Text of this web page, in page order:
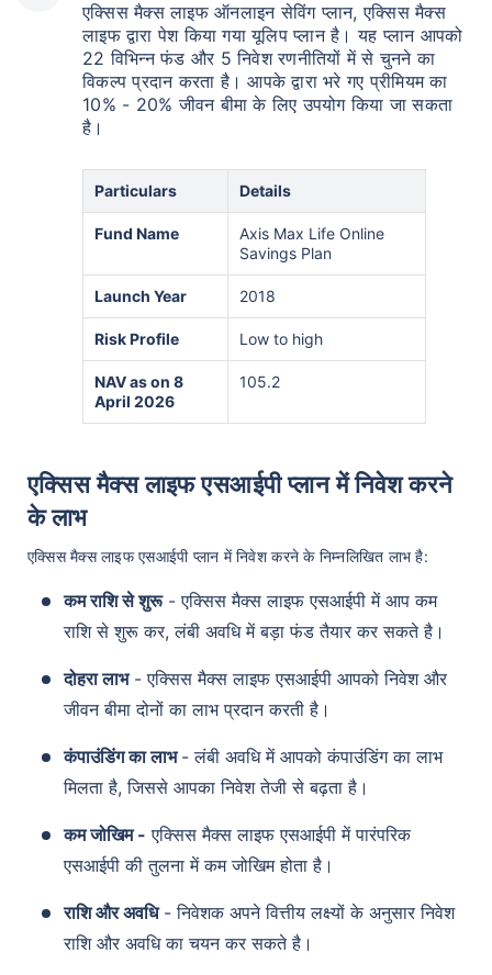
एक्सिस मैक्स लाइफ ऑनलाइन सेविंग प्लान, एक्सिस मैक्स
लाइफ द्वारा पेश किया गया यूलिप प्लान है। यह प्लान आपको
22 विभिन्न फंड और 5 निवेश रणनीतियों में से चुनने का
विकल्प प्रदान करता है। आपके द्वारा भरे गए प्रीमियम का
10% - 20% जीवन बीमा के लिए उपयोग किया जा सकता
है।
Particulars Details
Fund Name
Axis Max Life Online
Savings Plan
Launch Year 2018
Risk Profile Low to high
NAV as on 8
April 2026
105.2
एक्सिस मैक्स लाइफ एसआईपी प्लान में निवेश करने
के लाभ
एक्सिस मैक्स लाइफ एसआईपी प्लान में निवेश करने के निम्नलिखित लाभ है:
कम राशि से शुरू- एक्सिस मैक्स लाइफ एसआईपी में आप कम
राशि से शुरू कर, लंबी अवधि में बड़ा फंड तैयार कर सकते है।
दोहरा लाभ- एक्सिस मैक्स लाइफ एसआईपी आपको निवेश और
जीवन बीमा दोनों का लाभ प्रदान करती है।
कंपाउंडिंग का लाभ - लंबी अवधि में आपको कंपाउंडिंग का लाभ
मिलता है, जिससे आपका निवेश तेजी से बढ़ता है।
कम जोखिम - एक्सिस मैक्स लाइफ एसआईपी में पारंपरिक
एसआईपी की तुलना में कम जोखिम होता है।
राशि और अवधि- निवेशक अपने वित्तीय लक्ष्यों के अनुसार निवेश
राशि और अवधि का चयन कर सकते है।
Wait a minute...